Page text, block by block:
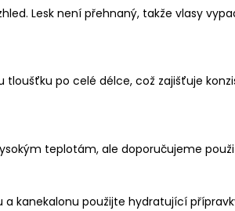
Lesk není přehnaný, takže vlasy
tloušťku po celé délce, což zajišťuje
teplotám, ale doporučujeme
a kanekalonu použijte hydratující